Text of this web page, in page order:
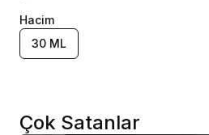
Hacim
30 ML
Çok Satanlar